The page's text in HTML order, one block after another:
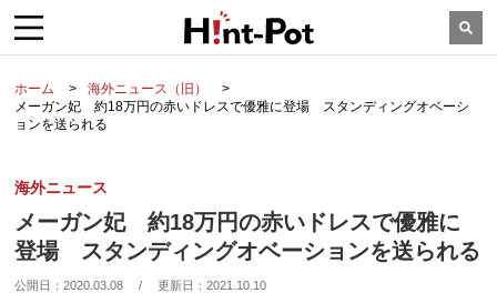
ホーム
海外ニュース（旧）
メーガン妃 約18万円の赤いドレスで優雅に登場 スタンディングオベーシ
ョンを送られる
海外ニュース
メーガン妃 約18万円の赤いドレスで優雅に
登場 スタンディングオベーションを送られる
公開日：2020.03.08 / 更新日：2021.10.10